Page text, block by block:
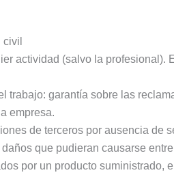
actividad (salvo la profesional).
trabajo: garantía sobre las
empresa.
de terceros por ausencia de
que pudieran causarse
por un producto suministrado,